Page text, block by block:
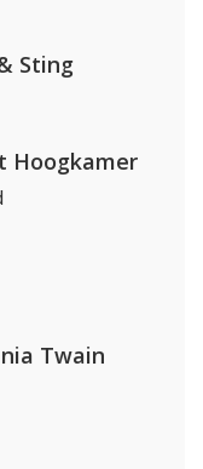
Sting
Hoogkamer
Twain